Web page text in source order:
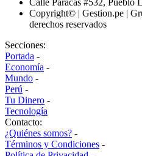
Calle Paracas #532, Pueblo
Copyright© | Gestion.pe |
derechos reservados
Secciones:
Portada -
Economía -
Mundo -
Perú -
Tu Dinero -
Tecnología
Contacto:
¿Quiénes somos? -
Términos y Condiciones -